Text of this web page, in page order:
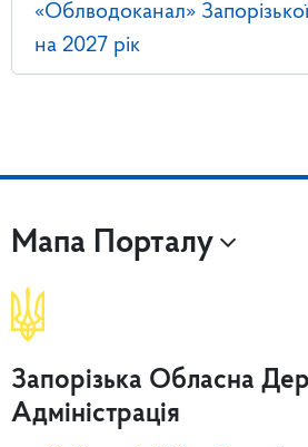
«Облводоканал»
на 2027 рік
Мапа Порталу
Запорізька Обласна
Адміністрація